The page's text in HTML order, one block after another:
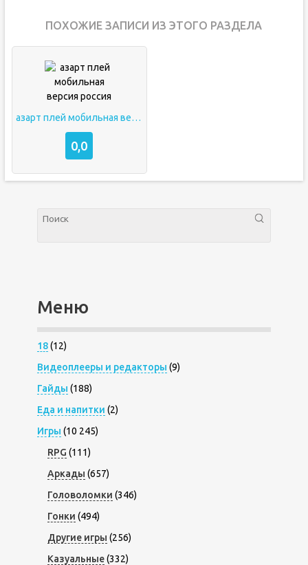
ПОХОЖИЕ ЗАПИСИ ИЗ ЭТОГО РАЗДЕЛА
азарт плей мобильная версия россия
0,0
Меню
18(12)
Видеоплееры и редакторы (9)
Гайды (188)
Еда и напитки (2)
Игры (10 245)
RPG (111)
Аркады (657)
Головоломки (346)
Гонки (494)
Другие игры (256)
Казуальные(332)